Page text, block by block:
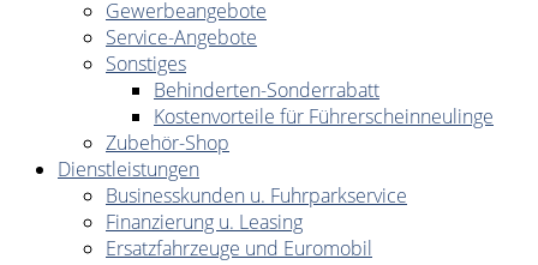
Gewerbeangebote
Service-Angebote
Sonstiges
Behinderten-Sonderrabatt
Kostenvorteile für Führerscheinneulinge
Zubehör-Shop
Dienstleistungen
Businesskunden u. Fuhrparkservice
Finanzierung u. Leasing
Ersatzfahrzeuge und Euromobil